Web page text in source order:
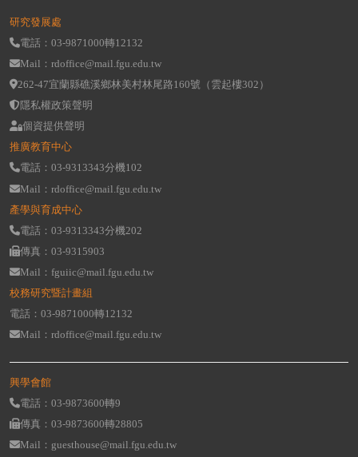
研究發展處
電話：03-9871000轉12132
Mail：rdoffice@mail.fgu.edu.tw
262-47宜蘭縣礁溪鄉林美村林尾路160號（雲起樓302）
隱私權政策聲明
個資提供聲明
推廣教育中心
電話：03-9313343分機102
Mail：rdoffice@mail.fgu.edu.tw
產學與育成中心
電話：03-9313343分機202
傳真：03-9315903
Mail：fguiic@mail.fgu.edu.tw
校務研究暨計畫組
電話：03-9871000轉12132
Mail：rdoffice@mail.fgu.edu.tw
興學會館
電話：03-9873600轉9
傳真：03-9873600轉28805
Mail：guesthouse@mail.fgu.edu.tw